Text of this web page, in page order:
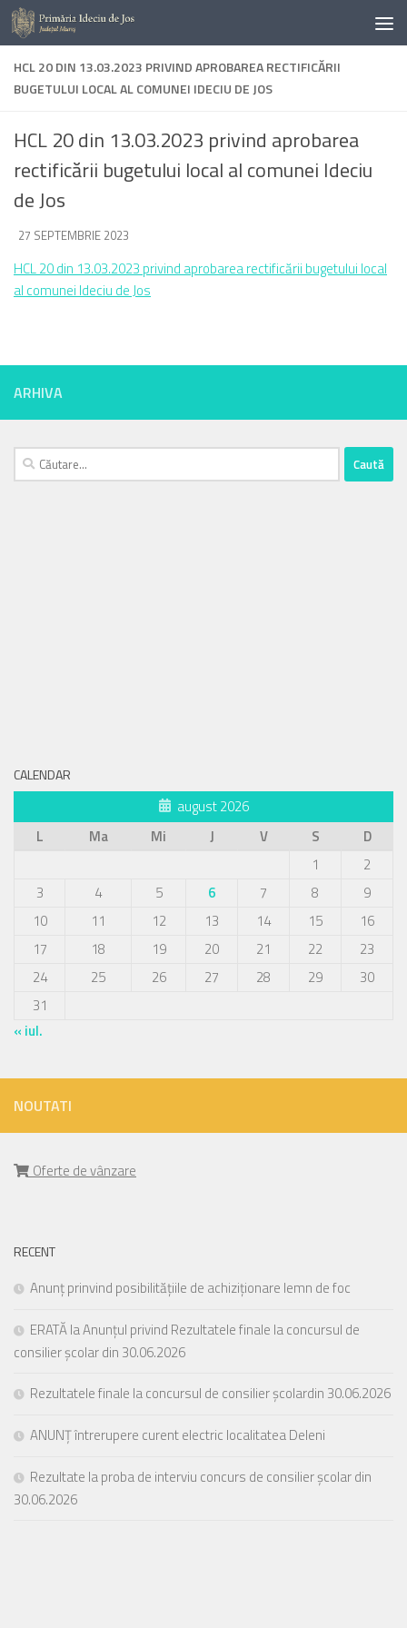
Skip to content
HCL 20 DIN 13.03.2023 PRIVIND APROBAREA RECTIFICĂRII
BUGETULUI LOCAL AL COMUNEI IDECIU DE JOS
HCL 20 din 13.03.2023 privind aprobarea
rectificării bugetului local al comunei Ideciu
de Jos
DE ·
27 SEPTEMBRIE 2023
HCL 20 din 13.03.2023 privind aprobarea rectificării bugetului local
al comunei Ideciu de Jos
ARHIVA
Caută
după:
CALENDAR
august 2026
L
Ma Mi J V S
D
1
2
3
4 5 6 7 8
9
10
11 12 13 14 15
16
17
18 19 20 21 22
23
24
25 26 27 28 29
30
31
« iul.
NOUTATI
Oferte de vânzare
RECENT
Anunț prinvind posibilitățiile de achiziționare lemn de foc
ERATĂ la Anunțul privind Rezultatele finale la concursul de
consilier școlar din 30.06.2026
Rezultatele finale la concursul de consilier școlardin 30.06.2026
ANUNȚ întrerupere curent electric localitatea Deleni
Rezultate la proba de interviu concurs de consilier școlar din
30.06.2026